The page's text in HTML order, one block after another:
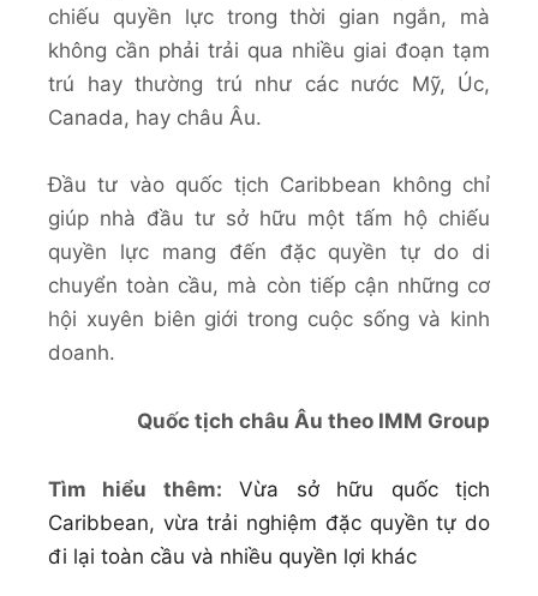
chiếu quyền lực trong thời gian ngắn, mà
không cần phải trải qua nhiều giai đoạn tạm
trú hay thường trú như các nước Mỹ, Úc,
Canada, hay châu Âu.
Đầu tư vào quốc tịch Caribbean không chỉ
giúp nhà đầu tư sở hữu một tấm hộ chiếu
quyền lực mang đến đặc quyền tự do di
chuyển toàn cầu, mà còn tiếp cận những cơ
hội xuyên biên giới trong cuộc sống và kinh
doanh.
Quốc tịch châu Âu theo IMM Group
Tìm hiểu thêm:
Vừa sở hữu quốc tịch
Caribbean, vừa trải nghiệm đặc quyền tự do
đi lại toàn cầu và nhiều quyền lợi khác